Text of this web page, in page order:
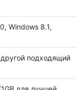
Windows 8.1,
подходящий